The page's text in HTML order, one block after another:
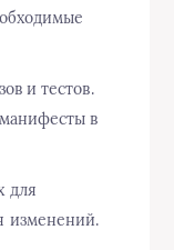
и тестов.
в
для
изменений.